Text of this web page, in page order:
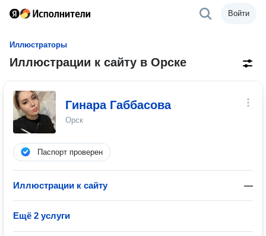
Войти
Иллюстраторы
Иллюстрации к сайту в Орске
Гинара Габбасова
Орск
Паспорт проверен
Иллюстрации к сайту —
Ещё 2 услуги